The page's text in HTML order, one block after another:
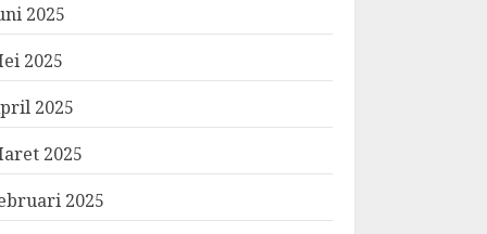
2025
2025
2025
2025
2025